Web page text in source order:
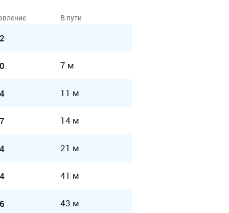
В пути
7 м
11 м
14 м
21 м
41 м
43 м